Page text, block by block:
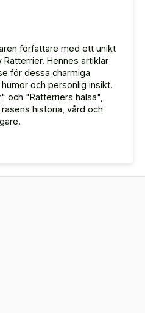
författare med ett unikt
Hennes artiklar
för dessa charmiga
och personlig insikt.
och "Ratterriers hälsa",
historia, vård och